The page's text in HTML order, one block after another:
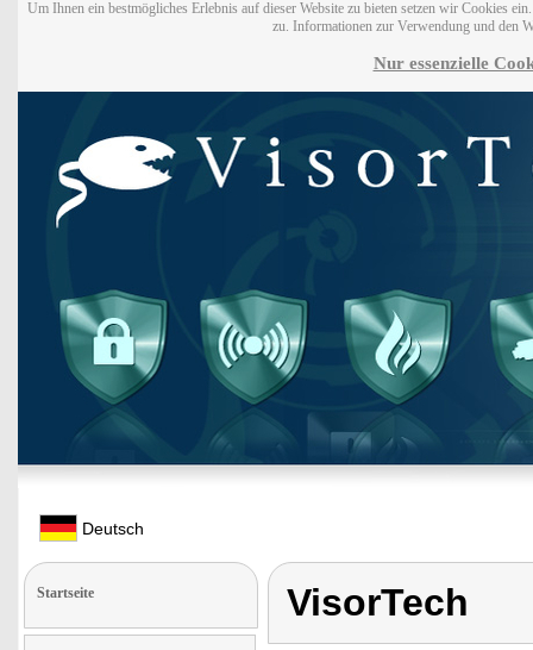
Um Ihnen ein bestmögliches Erlebnis auf dieser Website zu bieten setzen wir Cookies
zu. Informationen zur Verwendung und den
Nur essenzielle
Deutsch
Startseite VisorTech